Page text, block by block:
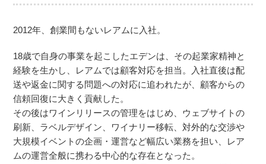
2012年、創業間もないレアムに入社。
18歳で自身の事業を起こしたエデンは、その起業家精神と
経験を生かし、レアムでは顧客対応を担当。入社直後は配
送や返金に関する問題への対応に追われたが、顧客からの
信頼回復に大きく貢献した。
その後はワインリリースの管理をはじめ、ウェブサイトの
刷新、ラベルデザイン、ワイナリー移転、対外的な交渉や
大規模イベントの企画・運営など幅広い業務を担い、レア
ムの運営全般に携わる中心的な存在となった。